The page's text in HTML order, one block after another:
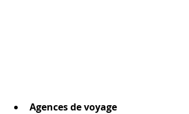
Agences de voyage